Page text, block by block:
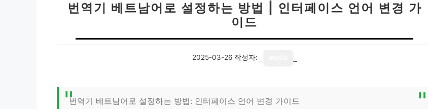
번역기 베트남어로 설정하는 방법 | 인터페이스 언어 변경 가
이드
2025-03-26 작성자:
번역기 베트남어로 설정하는 방법: 인터페이스 언어 변경 가이드